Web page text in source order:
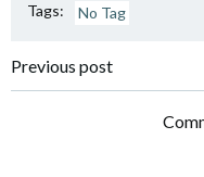
Tags: No Tag
Navigation
Previous post